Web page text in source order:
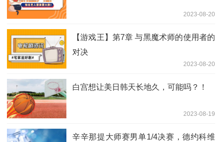
2023-08-20
【游戏王】第7章 与黑魔术师的使用者的
对决
2023-08-20
白宫想让美日韩天长地久，可能吗？！
2023-08-19
辛辛那提大师赛男单1/4决赛，德约科维